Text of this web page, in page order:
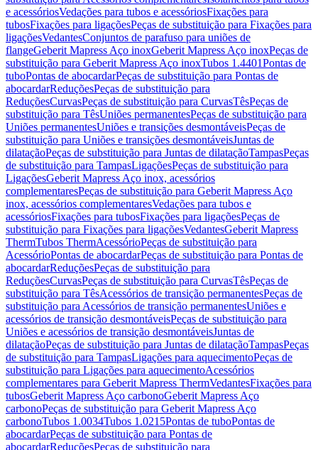
e acessóriosVedações para tubos e acessóriosFixações para
tubosFixações para ligaçõesPeças de substituição para Fixações para
ligaçõesVedantesConjuntos de parafuso para uniões de
flangeGeberit Mapress Aço inoxGeberit Mapress Aço inoxPeças de
substituição para Geberit Mapress Aço inoxTubos 1.4401Pontas de
tuboPontas de abocardarPeças de substituição para Pontas de
abocardarReduçõesPeças de substituição para
ReduçõesCurvasPeças de substituição para CurvasTêsPeças de
substituição para TêsUniões permanentesPeças de substituição para
Uniões permanentesUniões e transições desmontáveisPeças de
substituição para Uniões e transições desmontáveisJuntas de
dilataçãoPeças de substituição para Juntas de dilataçãoTampasPeças
de substituição para TampasLigaçõesPeças de substituição para
LigaçõesGeberit Mapress Aço inox, acessórios
complementaresPeças de substituição para Geberit Mapress Aço
inox, acessórios complementaresVedações para tubos e
acessóriosFixações para tubosFixações para ligaçõesPeças de
substituição para Fixações para ligaçõesVedantesGeberit Mapress
ThermTubos ThermAcessórioPeças de substituição para
AcessórioPontas de abocardarPeças de substituição para Pontas de
abocardarReduçõesPeças de substituição para
ReduçõesCurvasPeças de substituição para CurvasTêsPeças de
substituição para TêsAcessórios de transição permanentesPeças de
substituição para Acessórios de transição permanentesUniões e
acessórios de transição desmontáveisPeças de substituição para
Uniões e acessórios de transição desmontáveisJuntas de
dilataçãoPeças de substituição para Juntas de dilataçãoTampasPeças
de substituição para TampasLigações para aquecimentoPeças de
substituição para Ligações para aquecimentoAcessórios
complementares para Geberit Mapress ThermVedantesFixações para
tubosGeberit Mapress Aço carbonoGeberit Mapress Aço
carbonoPeças de substituição para Geberit Mapress Aço
carbonoTubos 1.0034Tubos 1.0215Pontas de tuboPontas de
abocardarPeças de substituição para Pontas de
abocardarReduçõesPeças de substituição para